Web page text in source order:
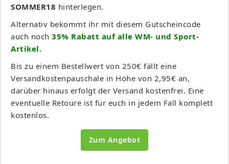
SOMMER18 hinterlegen.
Alternativ bekommt ihr mit diesem Gutscheincode
auch noch 35% Rabatt auf alle WM- und Sport-
Artikel.
Bis zu einem Bestellwert von 250€ fällt eine
Versandkostenpauschale in Höhe von 2,95€ an,
darüber hinaus erfolgt der Versand kostenfrei. Eine
eventuelle Retoure ist für euch in jedem Fall komplett
kostenlos.
Zum Angebot